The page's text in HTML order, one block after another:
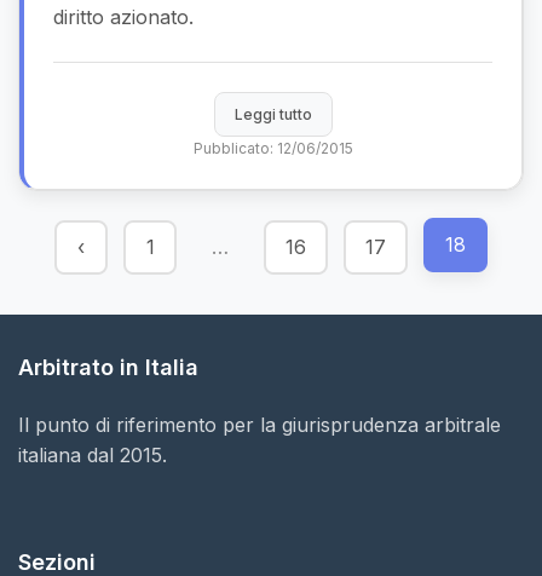
diritto azionato.
Leggi tutto
Pubblicato: 12/06/2015
‹ 1 … 16 17 18
Arbitrato in Italia
Il punto di riferimento per la giurisprudenza arbitrale
italiana dal 2015.
Sezioni